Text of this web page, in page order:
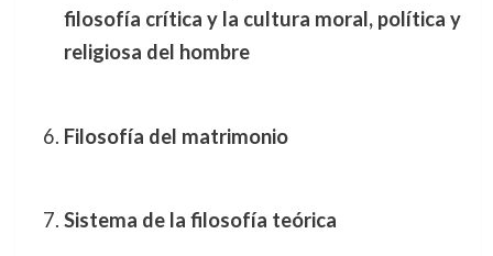
filosofía crítica y la cultura moral, política y
religiosa del hombre
Filosofía del matrimonio
Sistema de la filosofía teórica